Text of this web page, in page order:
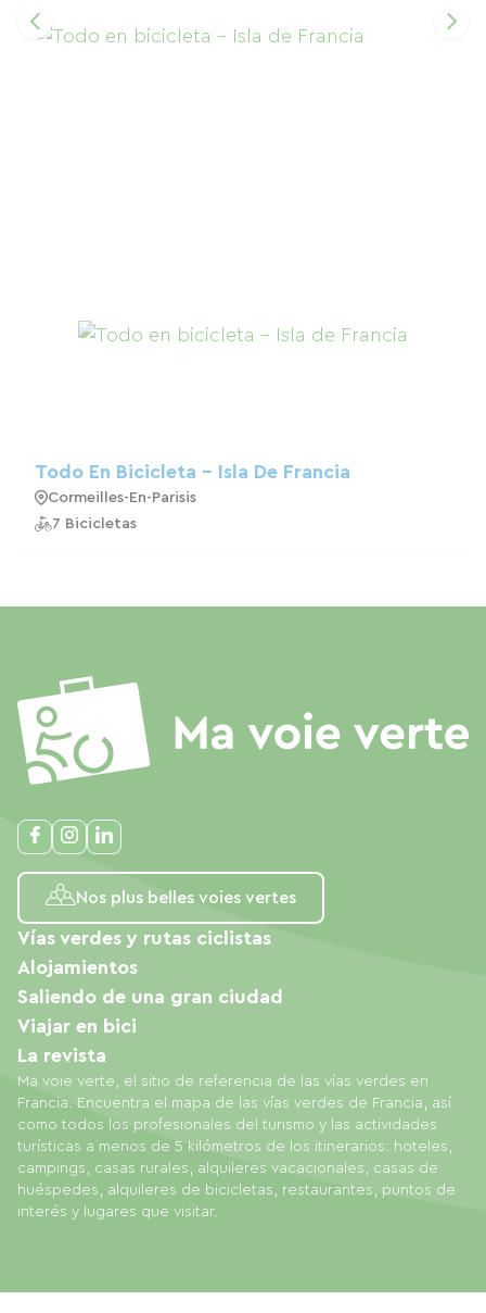
Todo En Bicicleta - Isla De Francia
Cormeilles-En-Parisis
7 Bicicletas
Nos plus belles voies vertes
Ma voie verte, el sitio de referencia de las vías verdes en
Francia. Encuentra el mapa de las vías verdes de Francia, así
como todos los profesionales del turismo y las actividades
turísticas a menos de 5 kilómetros de los itinerarios: hoteles,
campings, casas rurales, alquileres vacacionales, casas de
huéspedes, alquileres de bicicletas, restaurantes, puntos de
interés y lugares que visitar.
Vías verdes y rutas ciclistas
Alojamientos
Saliendo de una gran ciudad
Viajar en bici
La revista